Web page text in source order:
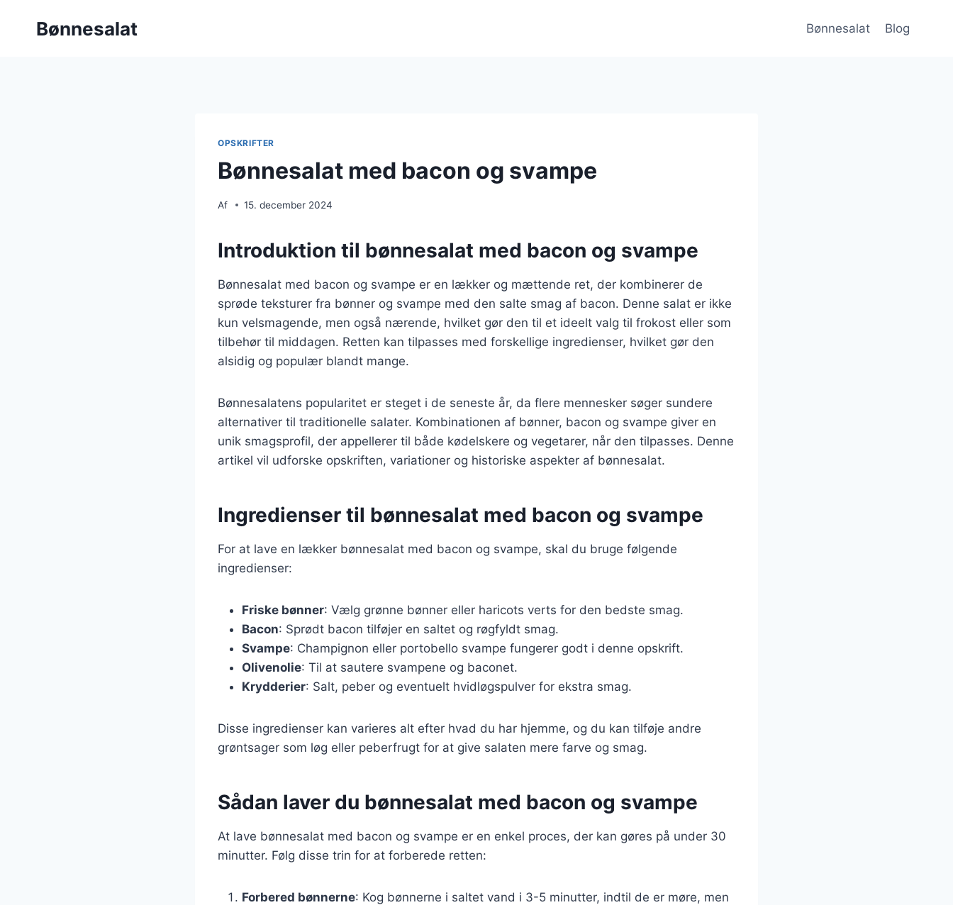
Bønnesalat Bønnesalat Blog
OPSKRIFTER
Bønnesalat med bacon og svampe
Af 15. december 2024
Introduktion til bønnesalat med bacon og svampe
Bønnesalat med bacon og svampe er en lækker og mættende ret, der kombinerer de
sprøde teksturer fra bønner og svampe med den salte smag af bacon. Denne salat er ikke
kun velsmagende, men også nærende, hvilket gør den til et ideelt valg til frokost eller som
tilbehør til middagen. Retten kan tilpasses med forskellige ingredienser, hvilket gør den
alsidig og populær blandt mange.
Bønnesalatens popularitet er steget i de seneste år, da flere mennesker søger sundere
alternativer til traditionelle salater. Kombinationen af bønner, bacon og svampe giver en
unik smagsprofil, der appellerer til både kødelskere og vegetarer, når den tilpasses. Denne
artikel vil udforske opskriften, variationer og historiske aspekter af bønnesalat.
Ingredienser til bønnesalat med bacon og svampe
For at lave en lækker bønnesalat med bacon og svampe, skal du bruge følgende
ingredienser:
Friske bønner: Vælg grønne bønner eller haricots verts for den bedste smag.
Bacon: Sprødt bacon tilføjer en saltet og røgfyldt smag.
Svampe: Champignon eller portobello svampe fungerer godt i denne opskrift.
Olivenolie: Til at sautere svampene og baconet.
Krydderier: Salt, peber og eventuelt hvidløgspulver for ekstra smag.
Disse ingredienser kan varieres alt efter hvad du har hjemme, og du kan tilføje andre
grøntsager som løg eller peberfrugt for at give salaten mere farve og smag.
Sådan laver du bønnesalat med bacon og svampe
At lave bønnesalat med bacon og svampe er en enkel proces, der kan gøres på under 30
minutter. Følg disse trin for at forberede retten:
Forbered bønnerne: Kog bønnerne i saltet vand i 3-5 minutter, indtil de er møre, men